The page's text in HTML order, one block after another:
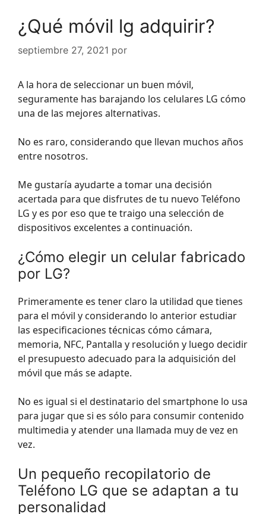
¿Qué móvil lg adquirir?
septiembre 27, 2021 por
A la hora de seleccionar un buen móvil,
seguramente has barajando los celulares LG cómo
una de las mejores alternativas.
No es raro, considerando que llevan muchos años
entre nosotros.
Me gustaría ayudarte a tomar una decisión
acertada para que disfrutes de tu nuevo Teléfono
LG y es por eso que te traigo una selección de
dispositivos excelentes a continuación.
¿Cómo elegir un celular fabricado
por LG?
Primeramente es tener claro la utilidad que tienes
para el móvil y considerando lo anterior estudiar
las especificaciones técnicas cómo cámara,
memoria, NFC, Pantalla y resolución y luego decidir
el presupuesto adecuado para la adquisición del
móvil que más se adapte.
No es igual si el destinatario del smartphone lo usa
para jugar que si es sólo para consumir contenido
multimedia y atender una llamada muy de vez en
vez.
Un pequeño recopilatorio de
Teléfono LG que se adaptan a tu
personalidad